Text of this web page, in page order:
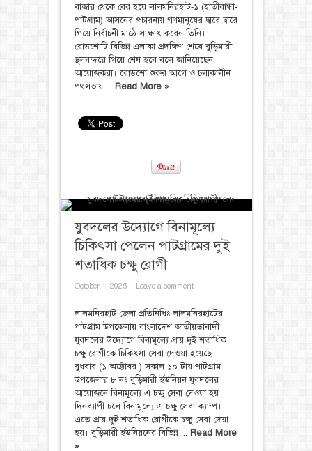
বাজার থেকে বের হয়ে লালমনিরহাট-১ (হাতীবান্ধা-
পাটগ্রাম) আসনের প্রচারনায় গণমানুষের দ্বারে দ্বারে
গিয়ে নির্বাচনী মাঠে সাক্ষাৎ করেন তিনি।
রোডশোটি বিভিন্ন এলাকা প্রদক্ষিণ শেষে বুড়িমারী
স্থলবন্দরে গিয়ে শেষ হবে বলে জানিয়েছেন
আয়োজকরা। ‎রোডশো শুরুর আগে ও চলাকালীন
পথসভায় ... Read More »
যুবদলের উদ্যোগে বিনামূল্যে
চিকিৎসা পেলেন পাটগ্রামের দুই
শতাধিক চক্ষু রোগী
October 1, 2025 Leave a comment
লালমনিরহাট জেলা প্রতিনিধিঃ লালমনিরহাটের
পাটগ্রাম উপজেলায় বাংলাদেশ জাতীয়তাবাদী
যুবদলের উদ্যোগে বিনামূল্যে প্রায় দুই শতাধিক
চক্ষু রোগীকে চিকিৎসা সেবা দেওয়া হয়েছে।
বুধবার (১ অক্টোবর ) সকাল ১০ টায় পাটগ্রাম
উপজেলার ৮ নং বুড়িমারী ইউনিয়ন যুবদলের
আয়োজনে বিনামূল্যে এ চক্ষু সেবা দেওয়া হয়।
দিনব্যাপী চলে বিনামূল্যে এ চক্ষু সেবা ক্যাম্প।
এতে প্রায় দুই শতাধিক রোগীকে চক্ষু সেবা দেয়া
হয়। বুড়িমারী ইউনিয়নের বিভিন্ন ... Read More
»